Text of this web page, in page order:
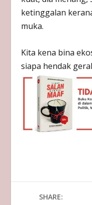
ketinggalan
muka.
Kita kena bina
siapa hendak
SHARE: